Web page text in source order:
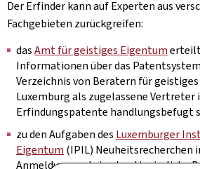
Der Erfinder kann auf Experten aus
Fachgebieten zurückgreifen:
dasAmt für geistiges Eigentum
Informationen über das
Verzeichnis von Beratern für
Luxemburg als zugelassene Vertreter
Erfindungspatente handlungsbefugt
zu den Aufgaben des Luxemburger
Eigentum (IPIL) Neuheitsrecherchen
Anmeldung und eine kontinuierliche